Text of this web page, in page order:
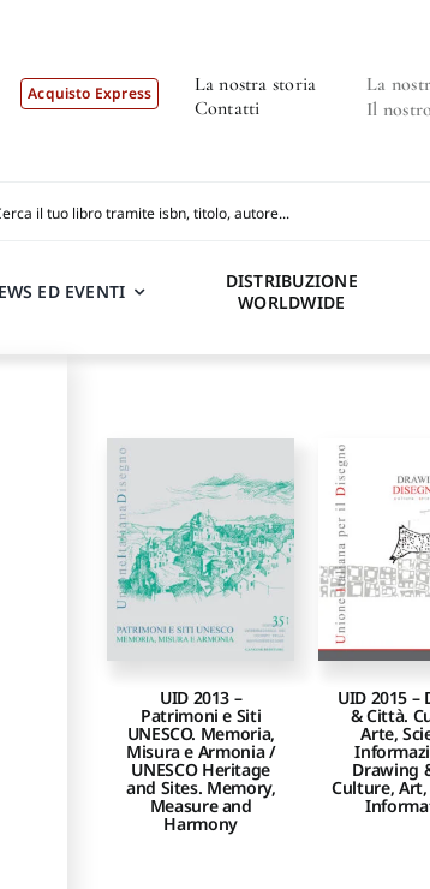
Acquisto Express
La nostra storia
Contatti
La
Il
ED EVENTI
DISTRIBUZIONE
WORLDWIDE
UID 2013 –
Patrimoni e Siti
UNESCO. Memoria,
Misura e Armonia /
UNESCO Heritage
and Sites. Memory,
Measure and
Harmony
UID 2015 –
& Città.
Arte,
Drawing
Culture, Art,